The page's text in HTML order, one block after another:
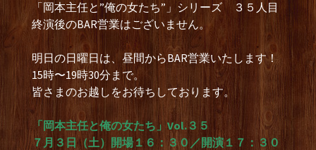
「岡本主任と”俺の女たち”」シリーズ ３５人目
終演後のBAR営業はございません。
明日の日曜日は、昼間からBAR営業いたします！
15時〜19時30分まで。
皆さまのお越しをお待ちしております。
「岡本主任と俺の女たち」Vol.３５
７月３日（土）開場１６：３０／開演１７：３０